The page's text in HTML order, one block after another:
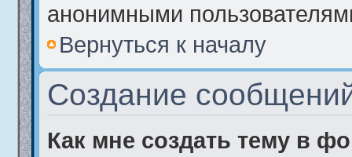
анонимными
Вернуться к началу
Создание
Как мне создать тему в